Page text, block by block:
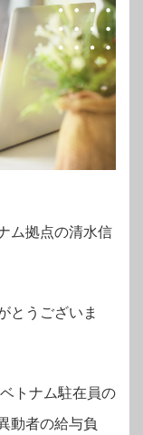
ム拠点の清水信
とうございま
トナム駐在員の
動者の給与負